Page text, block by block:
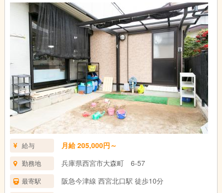
給与 月給 205,000円～
勤務地 兵庫県西宮市大森町 6-57
最寄駅 阪急今津線 西宮北口駅 徒歩10分